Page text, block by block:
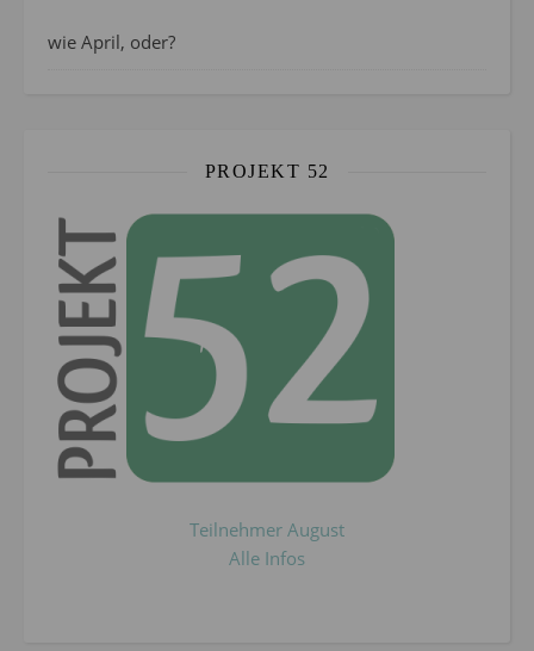
wie April, oder?
PROJEKT 52
Teilnehmer August
Alle Infos